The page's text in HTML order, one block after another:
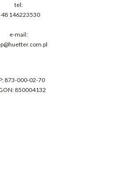
tel:
146223530
e-mail:
873-000-02-70
850004132